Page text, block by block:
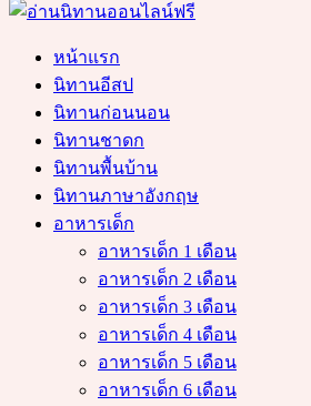
หน้าแรก
นิทานอีสป
นิทานก่อนนอน
นิทานชาดก
นิทานพื้นบ้าน
นิทานภาษาอังกฤษ
อาหารเด็ก
อาหารเด็ก 1 เดือน
อาหารเด็ก 2 เดือน
อาหารเด็ก 3 เดือน
อาหารเด็ก 4 เดือน
อาหารเด็ก 5 เดือน
อาหารเด็ก 6 เดือน